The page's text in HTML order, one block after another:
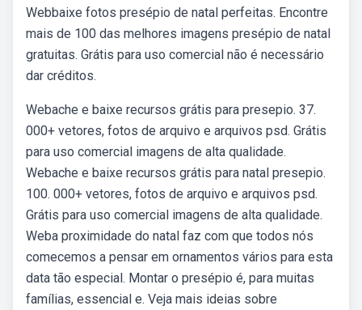
Webbaixe fotos presépio de natal perfeitas. Encontre
mais de 100 das melhores imagens presépio de natal
gratuitas. Grátis para uso comercial não é necessário
dar créditos.
Webache e baixe recursos grátis para presepio. 37.
000+ vetores, fotos de arquivo e arquivos psd. Grátis
para uso comercial imagens de alta qualidade.
Webache e baixe recursos grátis para natal presepio.
100. 000+ vetores, fotos de arquivo e arquivos psd.
Grátis para uso comercial imagens de alta qualidade.
Weba proximidade do natal faz com que todos nós
comecemos a pensar em ornamentos vários para esta
data tão especial. Montar o presépio é, para muitas
famílias, essencial e. Veja mais ideias sobre